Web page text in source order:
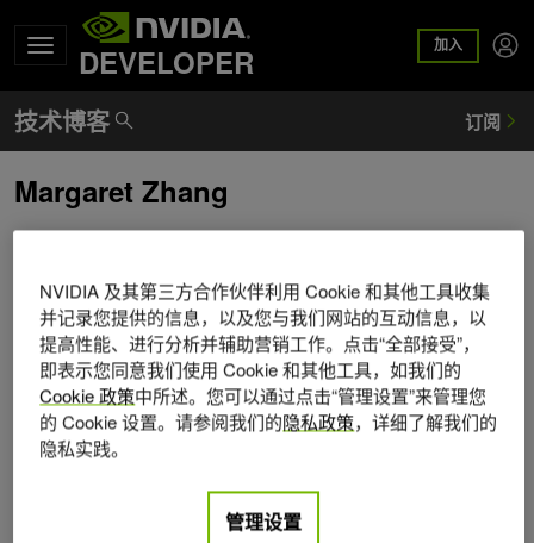
DEVELOPER 加入
Margaret Zhang
理，专注于为开发者和发烧友开发 AI 工作负载和教程。她拥
有纽约大学 Stern 分校技术产品管理和战略 MBA 学位。
NVIDIA 及其第三方合作伙伴利用 Cookie 和其他工具收集
并记录您提供的信息，以及您与我们网站的互动信息，以
提高性能、进行分析并辅助营销工作。点击“全部接受”，
即表示您同意我们使用 Cookie 和其他工具，如我们的
Cookie 政策中所述。您可以通过点击“管理设置”来管理您
的 Cookie 设置。请参阅我们的隐私政策，详细了解我们的
隐私实践。
管理设置